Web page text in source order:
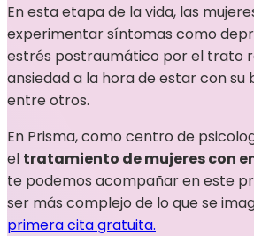
En esta etapa de la vida, las
experimentar síntomas como
estrés postraumático por el trato
ansiedad a la hora de estar con su
entre otros.
En Prisma, como centro de
el tratamiento de mujeres con
te podemos acompañar en este
ser más complejo de lo que se
primera cita gratuita.